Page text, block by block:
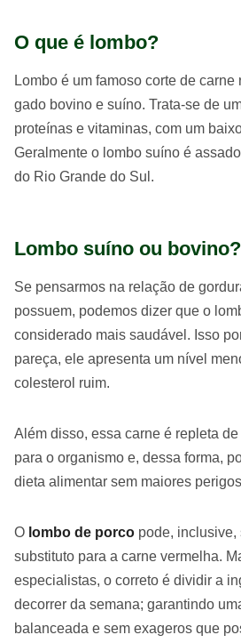
O que é lombo?
Lombo é um famoso corte de
gado bovino e suíno. Trata-se de
proteínas e vitaminas, com um
Geralmente o lombo suíno é
do Rio Grande do Sul.
Lombo suíno ou bovino?
Se pensarmos na relação de
possuem, podemos dizer que o
considerado mais saudável. Isso
pareça, ele apresenta um nível
colesterol ruim.
Além disso, essa carne é repleta
para o organismo e, dessa forma,
dieta alimentar sem maiores
O lombo de porco pode, inclusive,
substituto para a carne vermelha.
especialistas, o correto é dividir a
decorrer da semana; garantindo
balanceada e sem exageros que